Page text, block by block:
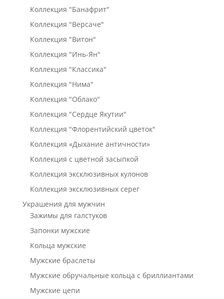
Коллекция "Банафрит"
Коллекция "Версаче"
Коллекция "Витон"
Коллекция "Инь-Ян"
Коллекция "Классика"
Коллекция "Нима"
Коллекция "Облако"
Коллекция "Сердце Якутии"
Коллекция "Флорентийский цветок"
Коллекция «Дыхание античности»
Коллекция с цветной засыпкой
Коллекция эксклюзивных кулонов
Коллекция эксклюзивных серег
Украшения для мужчин
Зажимы для галстуков
Запонки мужские
Кольца мужские
Мужские браслеты
Мужские обручальные кольца с бриллиантами
Мужские цепи